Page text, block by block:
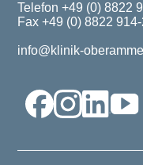
Telefon +49 (0) 8822
Fax +49 (0) 8822
info@klinik-